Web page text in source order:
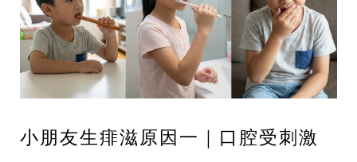
小朋友生痱滋原因一｜口腔受刺激